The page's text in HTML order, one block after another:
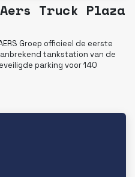
Truck Plaza
Groep officieel de eerste
tankstation van de
parking voor 140